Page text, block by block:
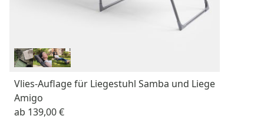
Vlies-Auflage für Liegestuhl Samba und Liege
Amigo
ab 139,00 €